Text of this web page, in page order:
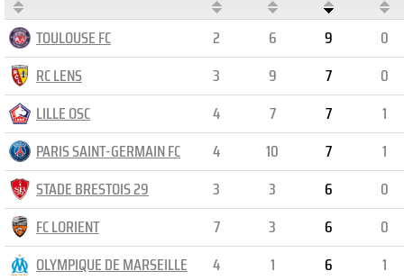
TOULOUSE FC
RC LENS
LILLE OSC
PARIS SAINT-GERMAIN FC
STADE BRESTOIS 29
FC LORIENT
OLYMPIQUE DE MARSEILLE
2 6 9
0
3
9 7
0
4
7 7
1
4
10 7
1
3
3 6
0
7
3 6
0
4
1 6
1